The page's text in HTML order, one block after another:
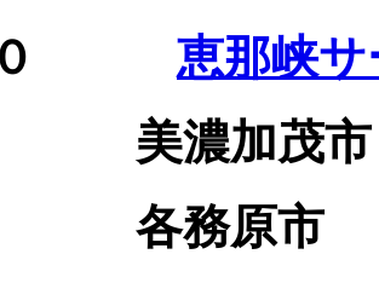
０ 恵那峡
美濃加茂市
各務原市